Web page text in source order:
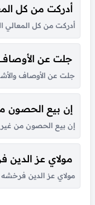
أدركت من كل المعالي
جلت عن الأوصاف
جلت عن الأوصاف
إن بيع الحصون
إن بيع الحصون من
مولاي عز الدين
مولاي عز الدين